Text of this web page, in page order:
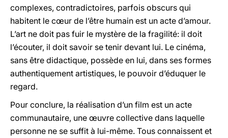
complexes, contradictoires, parfois obscurs qui
habitent le cœur de l’être humain est un acte d’amour.
L’art ne doit pas fuir le mystère de la fragilité: il doit
l’écouter, il doit savoir se tenir devant lui. Le cinéma,
sans être didactique, possède en lui, dans ses formes
authentiquement artistiques, le pouvoir d’éduquer le
regard.
Pour conclure, la réalisation d’un film est un acte
communautaire, une œuvre collective dans laquelle
personne ne se suffit à lui-même. Tous connaissent et